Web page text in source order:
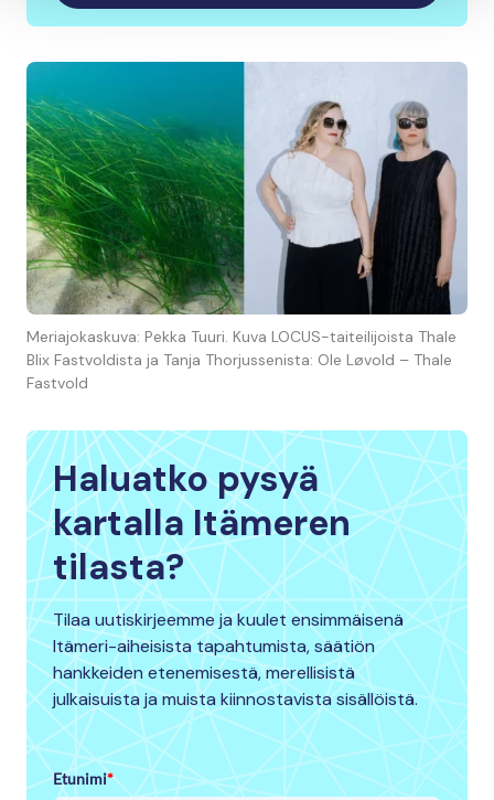
Meriajokaskuva: Pekka Tuuri. Kuva LOCUS-taiteilijoista Thale
Blix Fastvoldista ja Tanja Thorjussenista: Ole Løvold – Thale
Fastvold
Haluatko pysyä
kartalla Itämeren
tilasta?
Tilaa uutiskirjeemme ja kuulet ensimmäisenä
Itämeri-aiheisista tapahtumista, säätiön
hankkeiden etenemisestä, merellisistä
julkaisuista ja muista kiinnostavista sisällöistä.
Etunimi*